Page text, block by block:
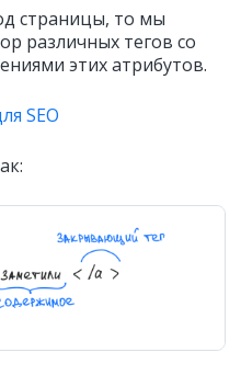
страницы, то мы
различных тегов со
этих атрибутов.
SEO